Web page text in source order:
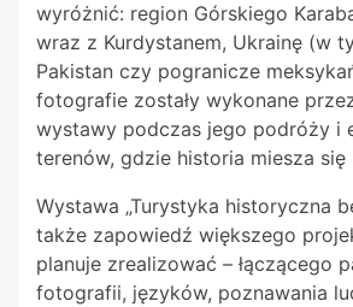
wyróżnić: region Górskiego
wraz z Kurdystanem, Ukrainę (w
Pakistan czy pogranicze
fotografie zostały wykonane
wystawy podczas jego podróży i
terenów, gdzie historia miesza
Wystawa „Turystyka historyczna
także zapowiedź większego
planuje zrealizować – łączącego
fotografii, języków, poznawania